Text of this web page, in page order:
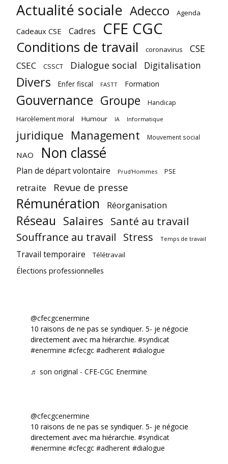
Actualité sociale Adecco Agenda
Cadeaux CSE Cadres CFE CGC
Conditions de travail coronavirus CSE
CSEC CSSCT Dialogue social Digitalisation
Divers Enfer fiscal FASTT Formation
Gouvernance Groupe Handicap
Harcèlement moral Humour IA Informatique
juridique Management Mouvement social
NAO Non classé
Plan de départ volontaire Prud'Hommes PSE
retraite Revue de presse
Rémunération Réorganisation
Réseau Salaires Santé au travail
Souffrance au travail Stress Temps de travail
Travail temporaire Télétravail
Élections professionnelles
@cfecgcenermine
10 raisons de ne pas se syndiquer. 5- je négocie
directement avec ma hiérarchie. #syndicat
#enermine #cfecgc #adherent #dialogue
♬ son original - CFE-CGC Enermine
@cfecgcenermine
10 raisons de ne pas se syndiquer. 5- je négocie
directement avec ma hiérarchie. #syndicat
#enermine #cfecgc #adherent #dialogue